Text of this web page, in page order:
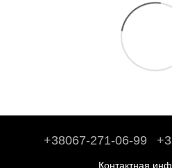
+38067-271-06-99
Контактная